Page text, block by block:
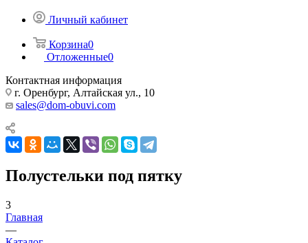
Личный кабинет
Корзина0
Отложенные0
Контактная информация
г. Оренбург, Алтайская ул., 10
sales@dom-obuvi.com
Полустельки под пятку
3
Главная
—